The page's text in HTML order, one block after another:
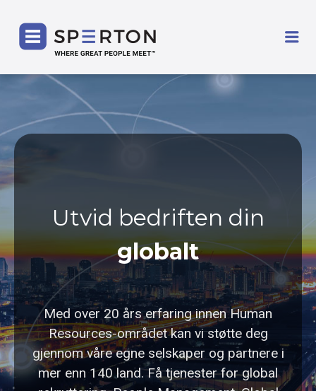
Utvid bedriften din
globalt
Med over 20 års erfaring innen Human
Resources-området kan vi støtte deg
gjennom våre egne selskaper og partnere i
mer enn 140 land. Få tjenester for global